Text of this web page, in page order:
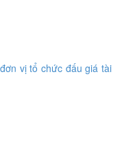
vị tổ chức đấu giá tài